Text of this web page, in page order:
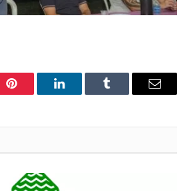
Pinterest LinkedInTumblr Email